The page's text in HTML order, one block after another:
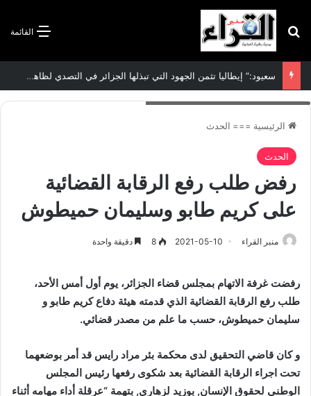
القائمة بحث عن
سعيود:” إيطاليا تثمن الجهود التي تبذلها الجزائر في التصدي لظاهرة الهجرة غير الشرعية”
الرئيسية === الحدث
الحدث
رفض طلب رفع الرقابة القضائية
على كريم طابو وسليمان حميطوش
منبر القراء 2021-05-10
8 دقيقة واحدة
رفضت غرفة الاتهام بمجلس قضاء الجزائر، يوم أول أمس الأحد،
طلب رفع الرقابة القضائية الذي قدمته هيئة دفاع كريم طابو و
سليمان حميطوش، حسب ما علم من مصدر قضائي.
و كان قاضي التحقيق لدى محكمة بئر مراد رايس قد أمر بوضعهما
تحت اجراء الرقابة القضائية بعد شكوى رفعها رئيس المجلس
الوطني لحقوق الإنسان, بوزيد لزهاري, بتهمة “عرقلة أداء مهامه أثناء